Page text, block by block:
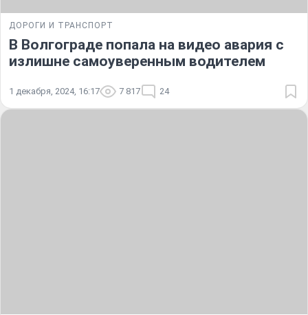
ДОРОГИ И ТРАНСПОРТ
В Волгограде попала на видео авария с
излишне самоуверенным водителем
1 декабря, 2024, 16:17 7 817 24